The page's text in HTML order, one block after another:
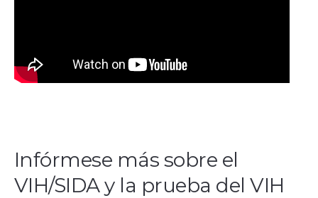
Infórmese más sobre el
VIH/SIDA y la prueba del VIH